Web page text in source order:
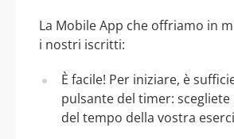
La Mobile App che offriamo in
i nostri iscritti:
È facile! Per iniziare, è
pulsante del timer:
del tempo della vostra